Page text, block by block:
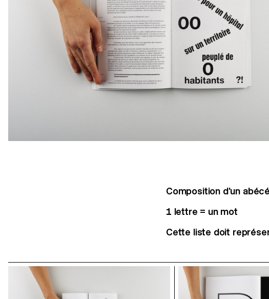
Composition d'un
1 lettre = un mot
Cette liste doit